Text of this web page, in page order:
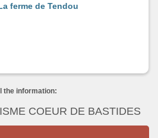
ferme de Tendou
the information:
COEUR DE BASTIDES